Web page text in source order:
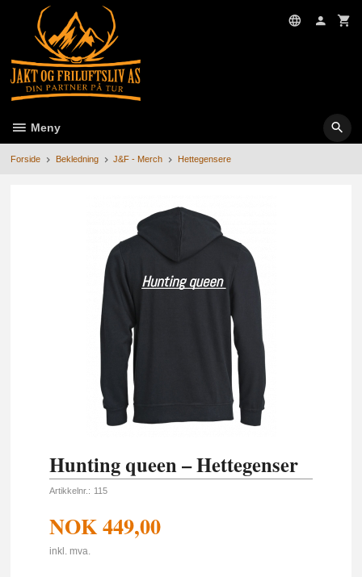
innholdet
Meny
Forside Bekledning J&F - Merch Hettegensere
Hunting queen – Hettegenser
Artikkelnr.: 115
NOK449,00
inkl. mva.